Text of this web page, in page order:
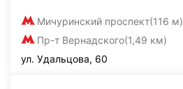
Мичуринский проспект(116 м)
Пр-т Вернадского(1,49 км)
ул. Удальцова, 60